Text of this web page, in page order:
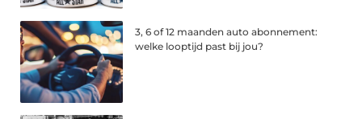
3, 6 of 12 maanden auto abonnement:
welke looptijd past bij jou?